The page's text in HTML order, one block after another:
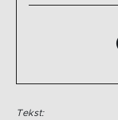
Tekst: